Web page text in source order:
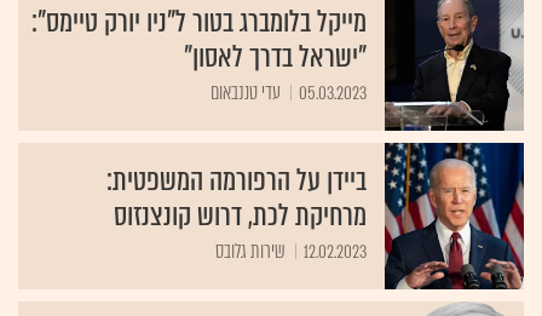
מייקל בלומברג בטור ל"ניו יורק טיימס":
"ישראל בדרך לאסון"
05.03.2023 עדי טננבאום
ביידן על הרפורמה המשפטית:
מרחיקת לכת, דרוש קונצנזוס
12.02.2023 שירות גלובס